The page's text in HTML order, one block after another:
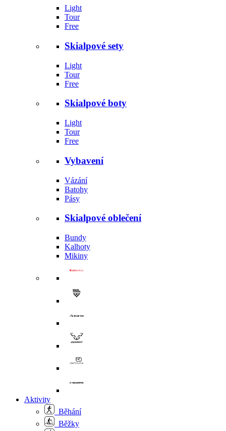
Light
Tour
Free
Skialpové sety
Light
Tour
Free
Skialpové boty
Light
Tour
Free
Vybavení
Vázání
Batohy
Pásy
Skialpové oblečení
Bundy
Kalhoty
Mikiny
Aktivity
Běhání
Běžky